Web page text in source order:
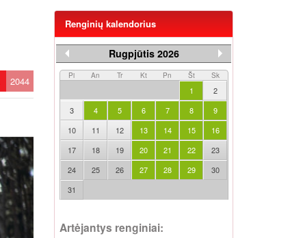
2044
Renginių kalendorius
Rugpjūtis 2026
Pi An Tr Kt Pn Št Sk
1
2
3
4 5 6 7 8
9
10
11 12 13 14 15
16
17
18 19 20 21 22
23
24
25 26 27 28 29
30
31
Artėjantys renginiai: